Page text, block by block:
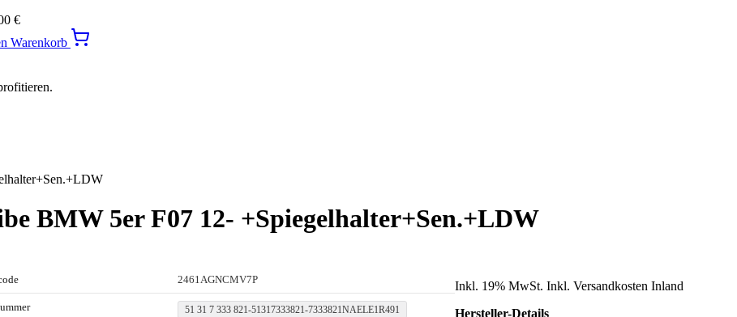
€
Warenkorb
BMW 5er F07 12- +Spiegelhalter+Sen.+LDW
2461AGNCMV7P
51 31 7 333 821-51317333821-7333821NAELE1R491
Inkl. 19% MwSt. Inkl. Versandkosten Inland
Hersteller-Details